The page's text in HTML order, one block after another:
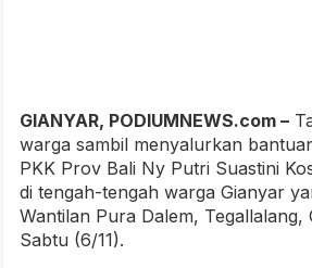
GIANYAR, PODIUMNEWS.com –
warga sambil menyalurkan
PKK Prov Bali Ny Putri Suastini
di tengah-tengah warga Gianyar
Wantilan Pura Dalem, Tegallalang,
Sabtu (6/11).